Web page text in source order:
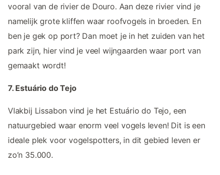
vooral van de rivier de Douro. Aan deze rivier vind je
namelijk grote kliffen waar roofvogels in broeden. En
ben je gek op port? Dan moet je in het zuiden van het
park zijn, hier vind je veel wijngaarden waar port van
gemaakt wordt!
7. Estuário do Tejo
Vlakbij Lissabon vind je het Estuário do Tejo, een
natuurgebied waar enorm veel vogels leven! Dit is een
ideale plek voor vogelspotters, in dit gebied leven er
zo’n 35.000.